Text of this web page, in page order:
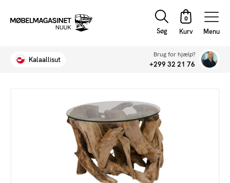
Søg Menu
Kalaallisut
Brug for hjælp?
+299 32 21 76